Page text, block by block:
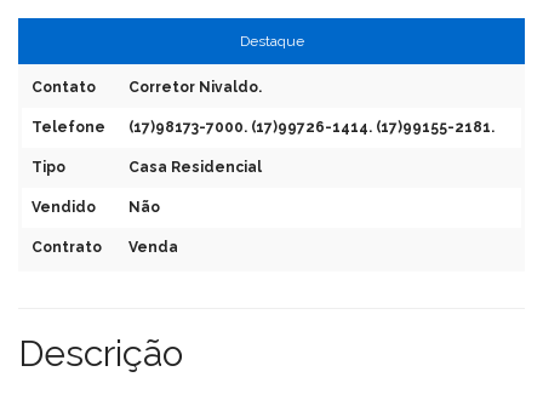
Destaque
Contato Corretor Nivaldo.
Telefone (17)98173-7000. (17)99726-1414. (17)99155-2181.
Tipo Casa Residencial
Vendido Não
Contrato Venda
Descrição